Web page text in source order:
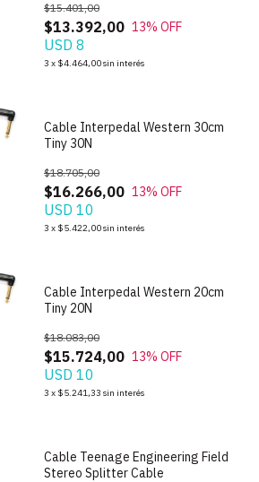
$13.392,00
$15.401,00
13% OFF
USD 8
3 x $4.464,00sin interés
Cable Interpedal Western 30cm
Tiny 30N
$16.266,00
$18.705,00
13% OFF
USD 10
3 x $5.422,00sin interés
Cable Interpedal Western 20cm
Tiny 20N
$15.724,00
$18.083,00
13% OFF
USD 10
3 x $5.241,33 sin interés
Cable Teenage Engineering Field
Stereo Splitter Cable